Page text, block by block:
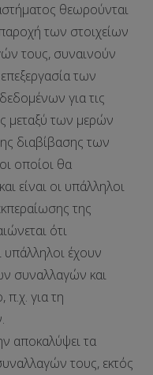
θεωρούνται
των στοιχείων
τους, συναινούν
των
για τις
μεταξύ των μερών
διαβίβασης των
οποίοι θα
είναι οι υπάλληλοι
της
ότι
υπάλληλοι έχουν
συναλλαγών και
π.χ. για τη
αποκαλύψει τα
τους, εκτός